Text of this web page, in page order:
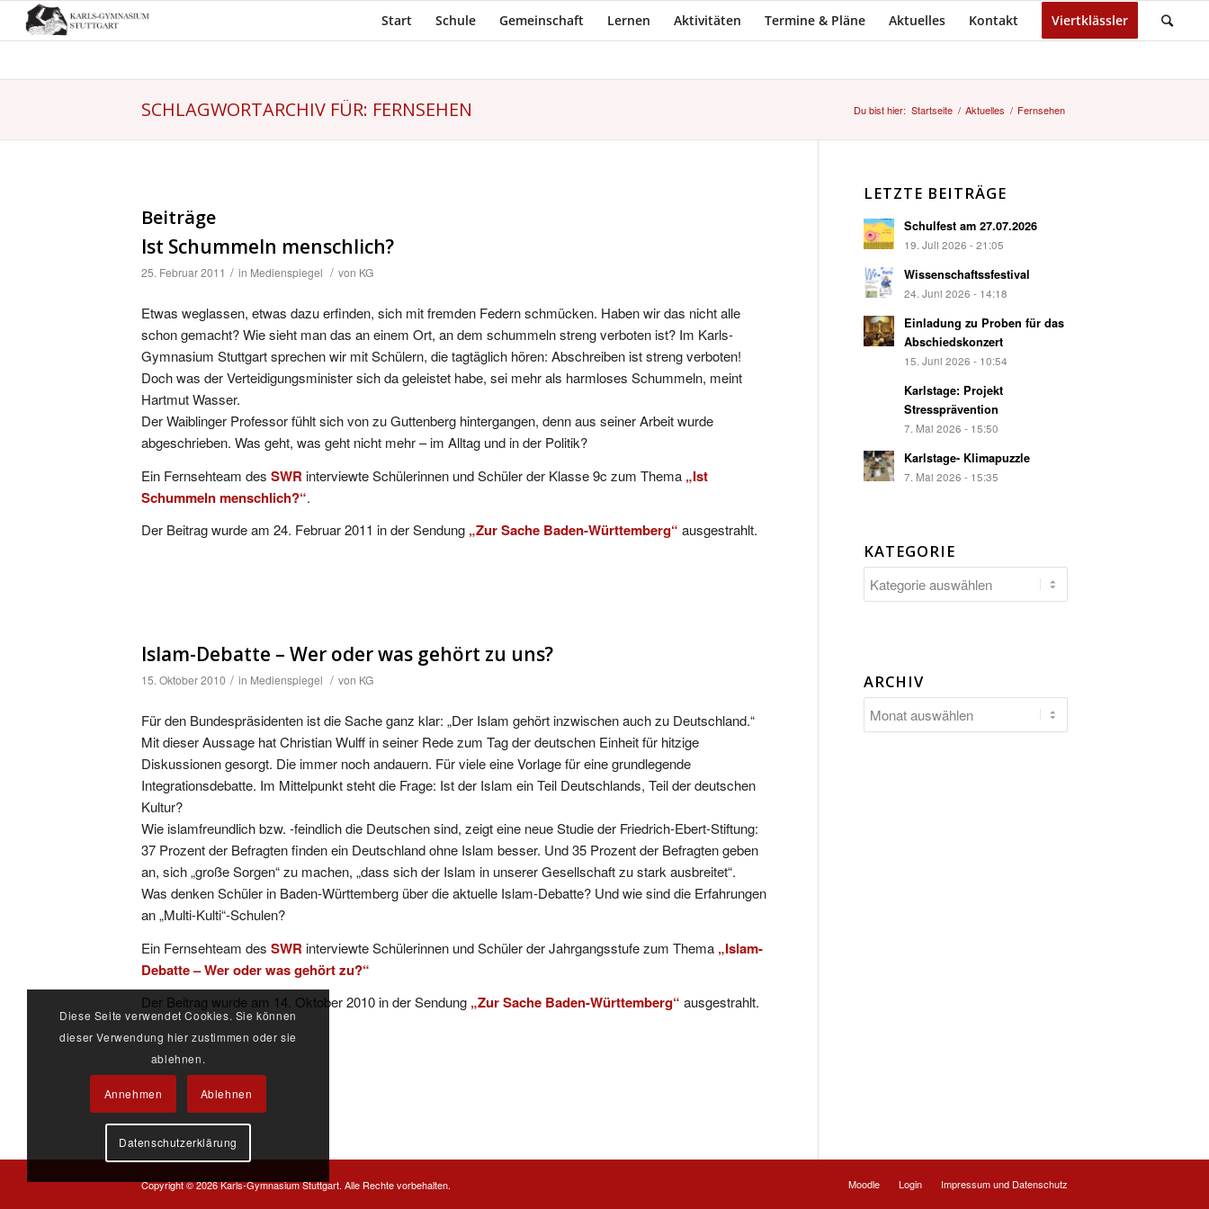
Start Schule Gemeinschaft Lernen Aktivitäten Termine & Pläne Aktuelles Kontakt Viertklässler
SCHLAGWORTARCHIV FÜR: FERNSEHEN Du bist hier: Startseite / Aktuelles / Fernsehen
Beiträge
Ist Schummeln menschlich?
25. Februar 2011 / in Medienspiegel / von KG
Etwas weglassen, etwas dazu erfinden, sich mit fremden Federn schmücken. Haben wir das nicht alle
schon gemacht? Wie sieht man das an einem Ort, an dem schummeln streng verboten ist? Im Karls-
Gymnasium Stuttgart sprechen wir mit Schülern, die tagtäglich hören: Abschreiben ist streng verboten!
Doch was der Verteidigungsminister sich da geleistet habe, sei mehr als harmloses Schummeln, meint
Hartmut Wasser.
Der Waiblinger Professor fühlt sich von zu Guttenberg hintergangen, denn aus seiner Arbeit wurde
abgeschrieben. Was geht, was geht nicht mehr – im Alltag und in der Politik?
Ein Fernsehteam des SWR interviewte Schülerinnen und Schüler der Klasse 9c zum Thema „Ist
Schummeln menschlich?“.
Der Beitrag wurde am 24. Februar 2011 in der Sendung „Zur Sache Baden-Württemberg“ ausgestrahlt.
Islam-Debatte – Wer oder was gehört zu uns?
15. Oktober 2010 / in Medienspiegel / von KG
Für den Bundespräsidenten ist die Sache ganz klar: „Der Islam gehört inzwischen auch zu Deutschland.“
Mit dieser Aussage hat Christian Wulff in seiner Rede zum Tag der deutschen Einheit für hitzige
Diskussionen gesorgt. Die immer noch andauern. Für viele eine Vorlage für eine grundlegende
Integrationsdebatte. Im Mittelpunkt steht die Frage: Ist der Islam ein Teil Deutschlands, Teil der deutschen
Kultur?
Wie islamfreundlich bzw. -feindlich die Deutschen sind, zeigt eine neue Studie der Friedrich-Ebert-Stiftung:
37 Prozent der Befragten finden ein Deutschland ohne Islam besser. Und 35 Prozent der Befragten geben
an, sich „große Sorgen“ zu machen, „dass sich der Islam in unserer Gesellschaft zu stark ausbreitet“.
Was denken Schüler in Baden-Württemberg über die aktuelle Islam-Debatte? Und wie sind die Erfahrungen
an „Multi-Kulti“-Schulen?
Ein Fernsehteam des SWR interviewte Schülerinnen und Schüler der Jahrgangsstufe zum Thema „Islam-
Debatte – Wer oder was gehört zu?“
Der Beitrag wurde am 14. Oktober 2010 in der Sendung „Zur Sache Baden-Württemberg“ ausgestrahlt.
LETZTE BEITRÄGE
Schulfest am 27.07.2026
19. Juli 2026 - 21:05
Wissenschaftssfestival
24. Juni 2026 - 14:18
Einladung zu Proben für das
Abschiedskonzert
15. Juni 2026 - 10:54
Karlstage: Projekt
Stressprävention
7. Mai 2026 - 15:50
Karlstage- Klimapuzzle
7. Mai 2026 - 15:35
KATEGORIE
Kategorie
ARCHIV
Copyright ©2026 Karls-Gymnasium Stuttgart. Alle Rechte vorbehalten. Moodle Login Impressum und Datenschutz
Diese Seite verwendet Cookies. Sie können
dieser Verwendung hier zustimmen oder sie
ablehnen.
Annehmen Ablehnen
Datenschutzerklärung